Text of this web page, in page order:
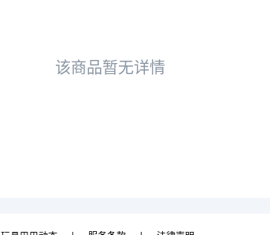
该商品暂无详情